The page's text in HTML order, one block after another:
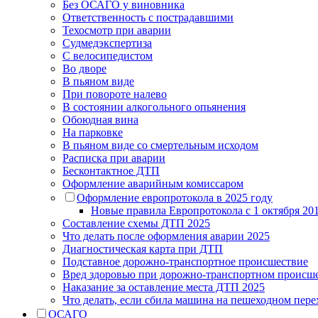
Без ОСАГО у виновника
Ответственность с пострадавшими
Техосмотр при аварии
Судмедэкспертиза
С велосипедистом
Во дворе
В пьяном виде
При повороте налево
В состоянии алкогольного опьянения
Обоюдная вина
На парковке
В пьяном виде со смертельным исходом
Расписка при аварии
Бесконтактное ДТП
Оформление аварийным комиссаром
Оформление европротокола в 2025 году
Новые правила Европротокола с 1 октября
Составление схемы ДТП 2025
Что делать после оформления аварии 2025
Диагностическая карта при ДТП
Подставное дорожно-транспортное происшествие
Вред здоровью при дорожно-транспортном
Наказание за оставление места ДТП 2025
Что делать, если сбила машина на пешеходном
ОСАГО